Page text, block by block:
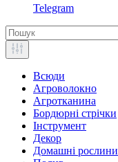
Telegram
Всюди
Агроволокно
Агротканина
Бордюрні стрічки
Інструмент
Декор
Домашні рослини